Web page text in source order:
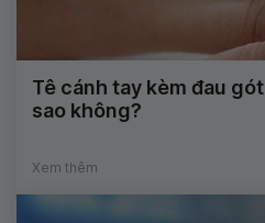
Tê cánh tay kèm đau
sao không?
Xem thêm